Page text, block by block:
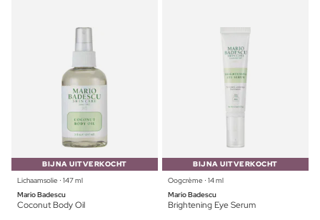
BIJNA UITVERKOCHT
Lichaamsolie ⋅ 147 ml
Mario Badescu
Coconut Body Oil
BIJNA UITVERKOCHT
Oogcrème ⋅ 14 ml
Mario Badescu
Brightening Eye Serum